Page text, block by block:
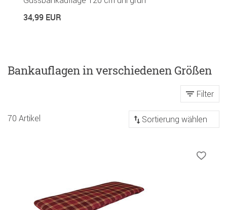
34,99 EUR
Bankauflagen in verschiedenen Größen
Filter
70 Artikel Sortierung